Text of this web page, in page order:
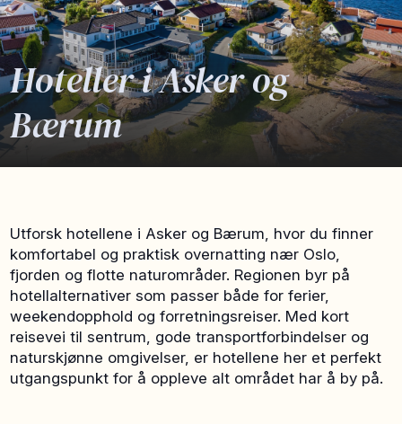
Hoteller i Asker og
Bærum
Utforsk hotellene i Asker og Bærum, hvor du finner
komfortabel og praktisk overnatting nær Oslo,
fjorden og flotte naturområder. Regionen byr på
hotellalternativer som passer både for ferier,
weekendopphold og forretningsreiser. Med kort
reisevei til sentrum, gode transportforbindelser og
naturskjønne omgivelser, er hotellene her et perfekt
utgangspunkt for å oppleve alt området har å by på.